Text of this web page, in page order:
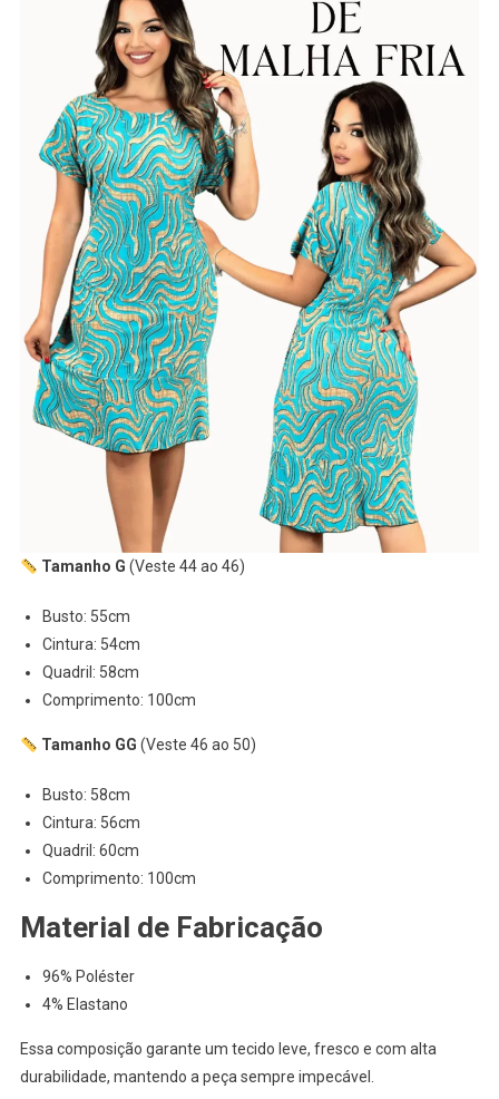
Tamanho G (Veste 44 ao 46)
Busto: 55cm
Cintura: 54cm
Quadril: 58cm
Comprimento: 100cm
Tamanho GG (Veste 46 ao 50)
Busto: 58cm
Cintura: 56cm
Quadril: 60cm
Comprimento: 100cm
Material de Fabricação
96% Poléster
4% Elastano
Essa composição garante um tecido leve, fresco e com alta
durabilidade, mantendo a peça sempre impecável.